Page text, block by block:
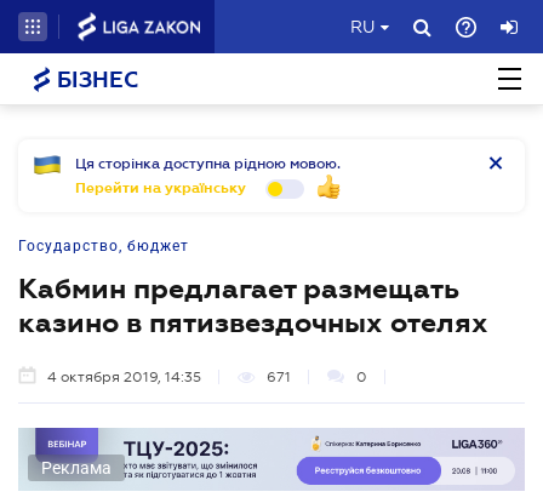
RU
БІЗНЕС
Ця сторінка доступна рідною мовою.
Перейти на українську
Государство, бюджет
Кабмин предлагает размещать
казино в пятизвездочных отелях
4 октября 2019, 14:35 671 0
Реклама